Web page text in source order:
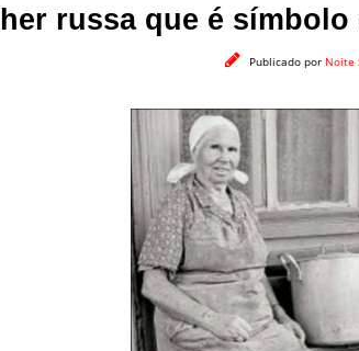
russa que é
Publicado por Noite